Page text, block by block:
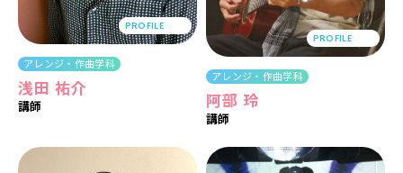
PROFILE
アレンジ・作曲学科
浅田 祐介
講師
PROFILE
アレンジ・作曲学科
阿部 玲
講師